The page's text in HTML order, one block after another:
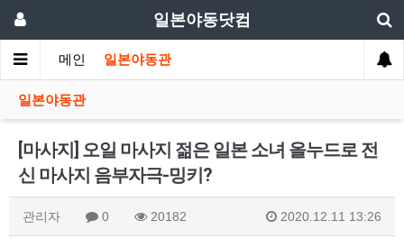
일본야동닷컴
메인 일본야동관
일본야동관
[마사지] 오일 마사지 젊은 일본 소녀 올누드로 전
신 마사지 음부자극-밍키?
관리자 0 20182 2020.12.11 13:26